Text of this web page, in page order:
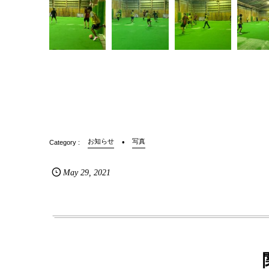
お知らせ 写真
May 29,2021